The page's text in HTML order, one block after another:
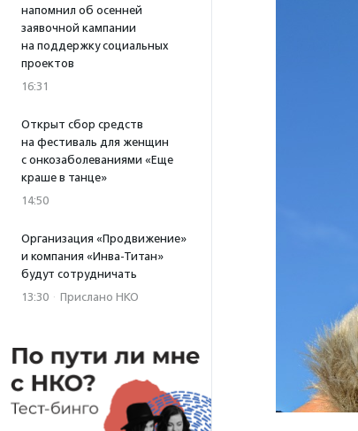
напомнил об осенней
заявочной кампании
на поддержку социальных
проектов
16:31
Открыт сбор средств
на фестиваль для женщин
с онкозаболеваниями «Еще
краше в танце»
14:50
Организация «Продвижение»
и компания «Инва-Титан»
будут сотрудничать
13:30 · Прислано НКО